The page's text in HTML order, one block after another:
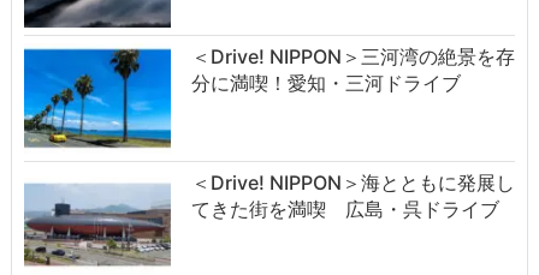
＜Drive! NIPPON＞三河湾の絶景を存
分に満喫！愛知・三河ドライブ
＜Drive! NIPPON＞海とともに発展し
てきた街を満喫 広島・呉ドライブ